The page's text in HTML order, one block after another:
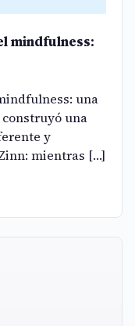
mindfulness:
una
una
y
mientras […]